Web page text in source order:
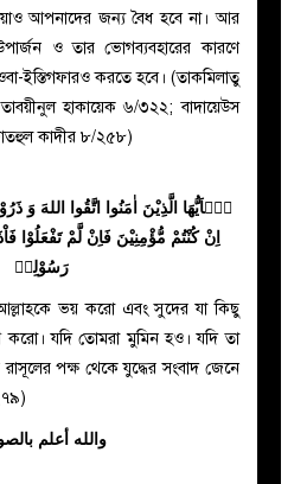
আপনাদের জন্য বৈধ হবে না। আর
ও তার ভোগব্যবহারের কারণে
ইস্তিগফারও করতে হবে। (তাকমিলাতু
হাকায়েক ৬/৩২২; বাদায়েউস
কাদীর ৮/২৫৮)
یٰۤاَیُّهَا الَّذِیْنَ اٰمَنُوا اتَّقُوا اللهَ وَ
اِنْ كُنْتُمْ مُّؤْمِنِیْنَ فَاِنْ لَّمْ تَفْعَلُوْا
رَسُوْلِهٖ
ভয় করো এবং সুদের যা কিছু
করো। যদি তোমরা মুমিন হও। যদি তা
পক্ষ থেকে যুদ্ধের সংবাদ জেনে
والله أعلم